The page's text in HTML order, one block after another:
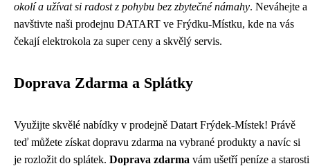
okolí a užívat si radost z pohybu bez zbytečné námahy. Neváhejte a
navštivte naši prodejnu DATART ve Frýdku-Místku, kde na vás
čekají elektrokola za super ceny a skvělý servis.
Doprava Zdarma a Splátky
Využijte skvělé nabídky v prodejně Datart Frýdek-Místek! Právě
teď můžete získat dopravu zdarma na vybrané produkty a navíc si
je rozložit do splátek. Doprava zdarma vám ušetří peníze a starosti